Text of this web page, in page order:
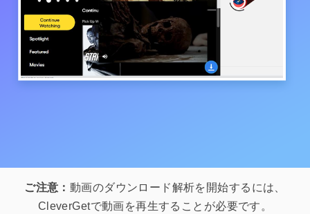
ご注意： 動画のダウンロード解析を開始するには、
CleverGetで動画を再生することが必要です。